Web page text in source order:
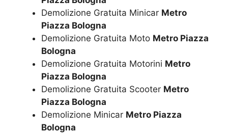
Demolizione Gratuita Minicar Metro
Piazza Bologna
Demolizione Gratuita Moto Metro Piazza
Bologna
Demolizione Gratuita Motorini Metro
Piazza Bologna
Demolizione Gratuita Scooter Metro
Piazza Bologna
Demolizione Minicar Metro Piazza
Bologna